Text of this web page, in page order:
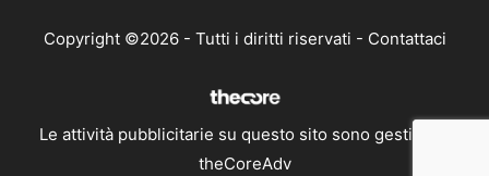
Copyright ©2026 - Tutti i diritti riservati - Contattaci
Le attività pubblicitarie su questo sito sono gestite da
theCoreAdv